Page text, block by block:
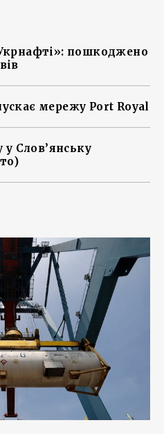
пошкоджено
мережу Port Royal
у Слов’янську